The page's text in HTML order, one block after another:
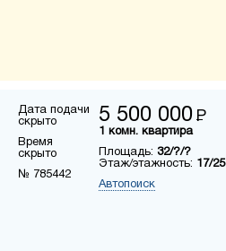
Дата подачи
скрыто
Время
скрыто
№ 785442
5 500 000 Р
1 комн. квартира
Площадь: 32/?/?
Этаж/этажность: 17/25
Автопоиск